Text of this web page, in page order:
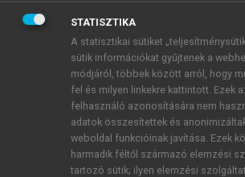
The way the monolingual Persian
bilingual Azerbaijani/Persian
as a foreign language conceive of
American English in terms of
vowel duration is very much the
markedly from the perceptual
American English control group.
perceptual representation
groups of listeners mirrors
STATISZTIKA
A statisztikai sütiket
sütik információkat gyűjtenek a
módjáról, többek között arról, hogy
fel és milyen linkekre kattintott. Ezek
felhasználó azonosítására nem
adatok összesítettek és
weboldal funkcióinak javítása. Ezek
harmadik féltől származó elemzési
tartozó sütik; ilyen elemzési